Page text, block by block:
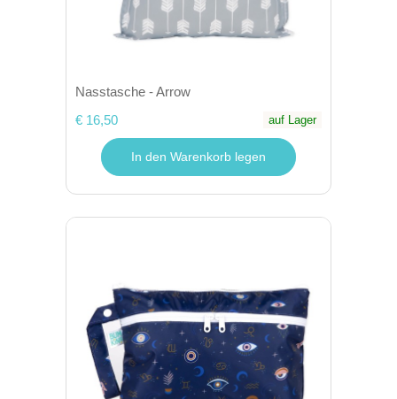
Nasstasche - Arrow
€ 16,50
auf Lager
In den Warenkorb legen